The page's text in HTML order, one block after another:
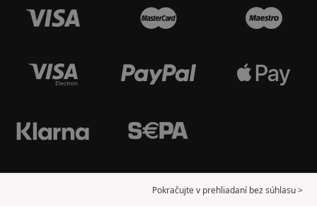
Pokračujte v prehliadaní bez súhlasu >